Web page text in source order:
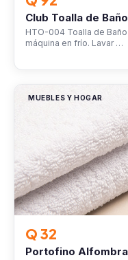
Club Toalla de
HTO-004 Toalla de
máquina en frío. Lavar …
MUEBLES Y HOGAR
Q 32
Portofino